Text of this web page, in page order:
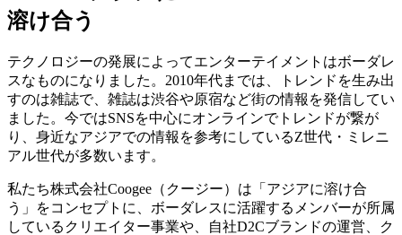
溶け合う
テクノロジーの発展によってエンターテイメントはボーダレ
スなものになりました。2010年代までは、トレンドを生み出
すのは雑誌で、雑誌は渋谷や原宿など街の情報を発信してい
ました。今ではSNSを中心にオンラインでトレンドが繋が
り、身近なアジアでの情報を参考にしているZ世代・ミレニ
アル世代が多数います。
私たち株式会社Coogee（クージー）は「アジアに溶け合
う」をコンセプトに、ボーダレスに活躍するメンバーが所属
しているクリエイター事業や、自社D2Cブランドの運営、ク